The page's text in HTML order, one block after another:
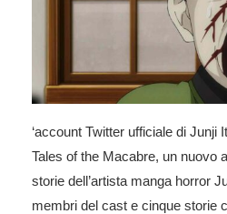
‘account Twitter ufficiale di Junji
Tales of the Macabre, un nuovo
storie dell’artista manga horror
membri del cast e cinque storie